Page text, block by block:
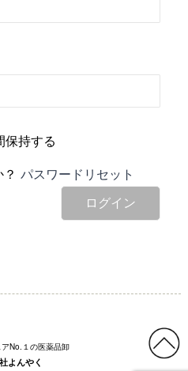
保持する
？パスワードリセット
ログイン
No.１の医薬品卸
よんやく